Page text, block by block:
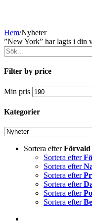
Hem/Nyheter
”New York” har lagts i din
Filter by price
Min pris
Kategorier
Sortera efter
Sortera efter
Sortera efter
Sortera efter
Sortera efter
Sortera efter
Sortera efter